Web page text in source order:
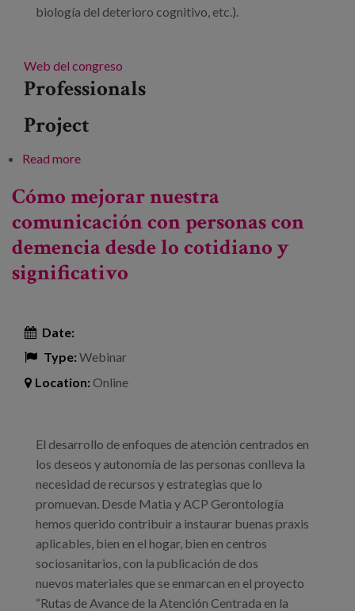
biología del deterioro cognitivo, etc.).
Web del congreso
Professionals
Project
Read moreabout 64 Congreso SEGG y 44 Congreso SAGG
Cómo mejorar nuestra
comunicación con personas con
demencia desde lo cotidiano y
significativo
Date:
Type:Webinar
Location:Online
El desarrollo de enfoques de atención centrados en
los deseos y autonomía de las personas conlleva la
necesidad de recursos y estrategias que lo
promuevan. Desde Matia y ACP Gerontología
hemos querido contribuir a instaurar buenas praxis
aplicables, bien en el hogar, bien en centros
sociosanitarios, con la publicación de dos
nuevos materiales que se enmarcan en el proyecto
“Rutas de Avance de la Atención Centrada en la